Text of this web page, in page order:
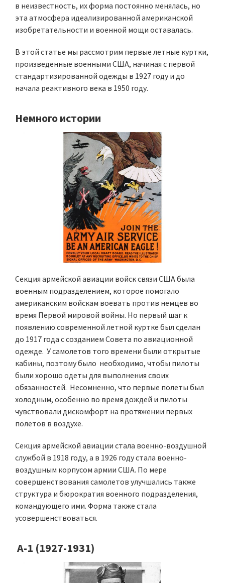
в неизвестность, их форма постоянно менялась, но
эта атмосфера идеализированной американской
изобретательности и военной мощи оставалась.
В этой статье мы рассмотрим первые летные куртки,
произведенные военными США, начиная с первой
стандартизированной одежды в 1927 году и до
начала реактивного века в 1950 году.
Немного истории
Секция армейской авиации войск связи США была
военным подразделением, которое помогало
американским войскам воевать против немцев во
время Первой мировой войны. Но первый шаг к
появлению современной летной куртке был сделан
до 1917 года с созданием Совета по авиационной
одежде. У самолетов того времени были открытые
кабины, поэтому было необходимо, чтобы пилоты
были хорошо одеты для выполнения своих
обязанностей. Несомненно, что первые полеты был
холодным, особенно во время дождей и пилоты
чувствовали дискомфорт на протяжении первых
полетов в воздухе.
Секция армейской авиации стала военно-воздушной
службой в 1918 году, а в 1926 году стала военно-
воздушным корпусом армии США. По мере
совершенствования самолетов улучшались также
структура и бюрократия военного подразделения,
командующего ими. Форма также стала
усовершенствоваться.
А-1 (1927-1931)